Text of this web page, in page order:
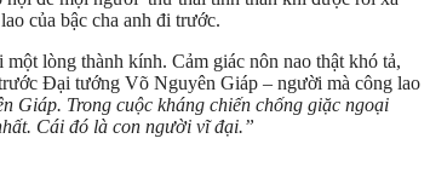
của bậc cha anh đi trước.
lòng thành kính. Cảm giác nôn nao thật khó tả,
Đại tướng Võ Nguyên Giáp – người mà công lao
Giáp. Trong cuộc kháng chiến chống giặc ngoại
Cái đó là con người vĩ đại.”